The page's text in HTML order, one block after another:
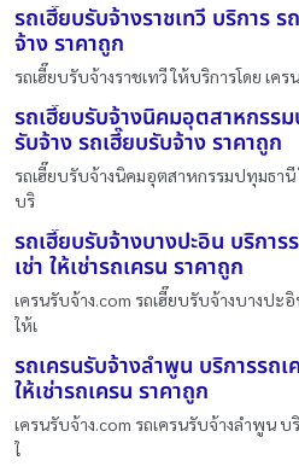
รถเฮี๊ยบรับจ้างราชเทวี บริการ
จ้าง ราคาถูก
รถเฮี๊ยบรับจ้างราชเทวี ให้บริการโดย เค
รถเฮี๊ยบรับจ้างนิคมอุตสาหกรร
รับจ้าง รถเฮี๊ยบรับจ้าง ราคาถูก
รถเฮี๊ยบรับจ้างนิคมอุตสาหกรรมปทุมธานี
บริ
รถเฮี๊ยบรับจ้างบางปะอิน บริการ
เช่า ให้เช่ารถเครน ราคาถูก
เครนรับจ้าง.com รถเฮี๊ยบรับจ้างบางปะ
ให้เ
รถเครนรับจ้างลำพูน บริการรถเ
ให้เช่ารถเครน ราคาถูก
เครนรับจ้าง.com รถเครนรับจ้างลำพูน บ
ใ